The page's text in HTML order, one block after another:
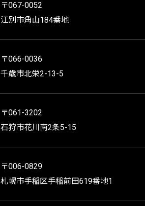
〒067-0052
江別市角山184番地
〒066-0036
千歳市北栄2-13-5
〒061-3202
石狩市花川南2条5-15
〒006-0829
札幌市手稲区手稲前田619番地1